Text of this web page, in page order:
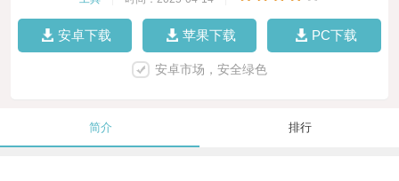
安卓下载 苹果下载 PC下载
安卓市场，安全绿色
简介 排行